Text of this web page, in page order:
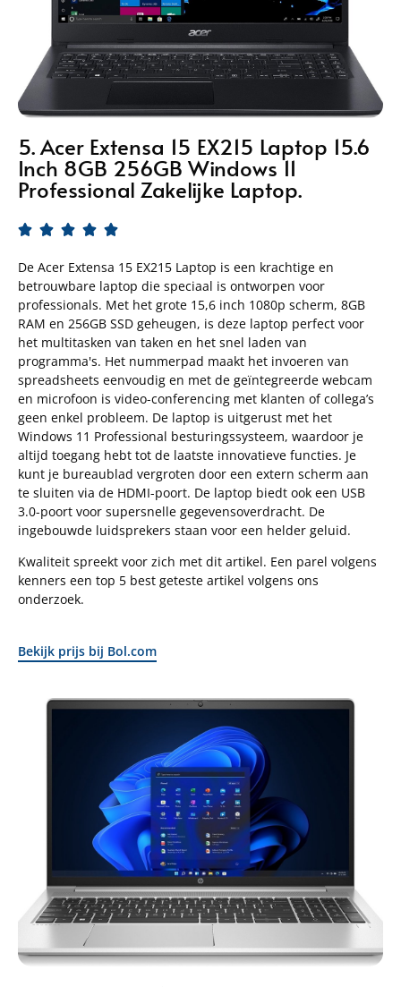
5. Acer Extensa 15 EX215 Laptop 15.6
Inch 8GB 256GB Windows 11
Professional Zakelijke Laptop.
    
De Acer Extensa 15 EX215 Laptop is een krachtige en
betrouwbare laptop die speciaal is ontworpen voor
professionals. Met het grote 15,6 inch 1080p scherm, 8GB
RAM en 256GB SSD geheugen, is deze laptop perfect voor
het multitasken van taken en het snel laden van
programma's. Het nummerpad maakt het invoeren van
spreadsheets eenvoudig en met de geïntegreerde webcam
en microfoon is video-conferencing met klanten of collega’s
geen enkel probleem. De laptop is uitgerust met het
Windows 11 Professional besturingssysteem, waardoor je
altijd toegang hebt tot de laatste innovatieve functies. Je
kunt je bureaublad vergroten door een extern scherm aan
te sluiten via de HDMI-poort. De laptop biedt ook een USB
3.0-poort voor supersnelle gegevensoverdracht. De
ingebouwde luidsprekers staan voor een helder geluid.
Kwaliteit spreekt voor zich met dit artikel. Een parel volgens
kenners een top 5 best geteste artikel volgens ons
onderzoek.
Bekijk prijs bij Bol.com